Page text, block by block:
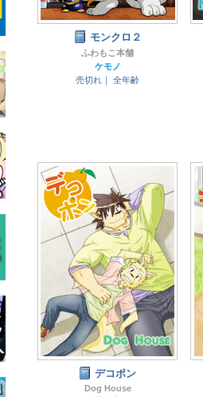
モンクロ２
ふわもこ本舗
ケモノ
売切れ｜
全年齢
デコポン
Dog House